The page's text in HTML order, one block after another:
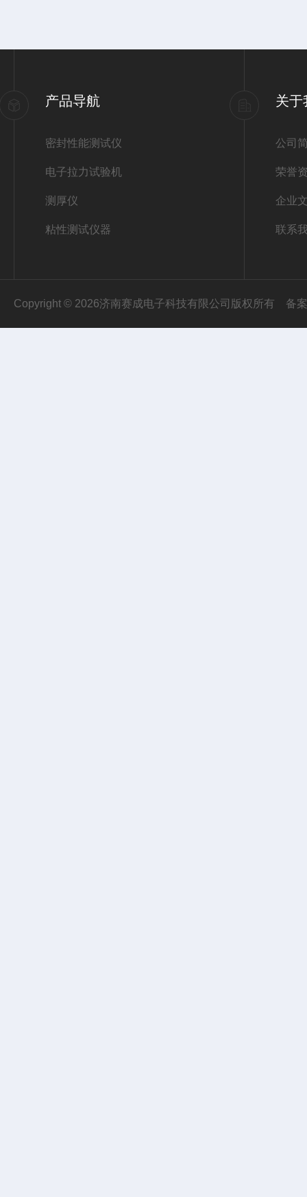
产品导航
密封性能测试仪
电子拉力试验机
测厚仪
粘性测试仪器
关于
公司
荣誉
企业
联系
Copyright © 2026济南赛成电子科技有限公司版权所有 备